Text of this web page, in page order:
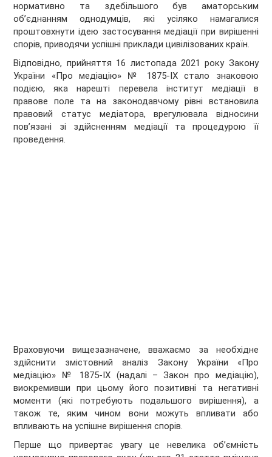
нормативно та здебільшого був аматорським
об’єднанням однодумців, які усіляко намагалися
проштовхнути ідею застосування медіації при вирішенні
спорів, приводячи успішні приклади цивілізованих країн.
Відповідно, прийняття 16 листопада 2021 року Закону
України «Про медіацію» № 1875-ІХ стало знаковою
подією, яка нарешті перевела інститут медіації в
правове поле та на законодавчому рівні встановила
правовий статус медіатора, врегулювала відносини
пов’язані зі здійсненням медіації та процедурою її
проведення.
Враховуючи вищезазначене, вважаємо за необхідне
здійснити змістовний аналіз Закону України «Про
медіацію» № 1875-ІХ (надалі – Закон про медіацію),
виокремивши при цьому його позитивні та негативні
моменти (які потребують подальшого вирішення), а
також те, яким чином вони можуть впливати або
впливають на успішне вирішення спорів.
Перше що привертає увагу це невелика об’ємність